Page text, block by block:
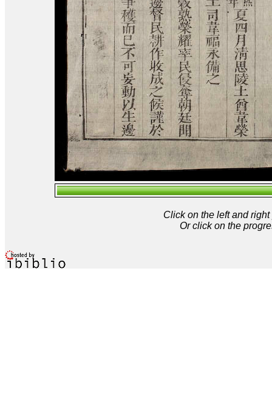
Click on the left and
Or click on the